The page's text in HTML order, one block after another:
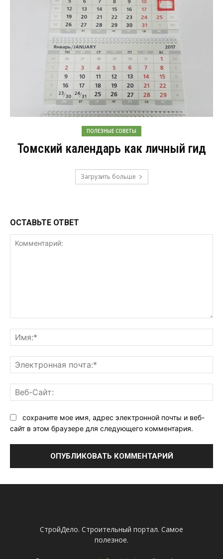
ПОЛЕЗНЫЕ СОВЕТЫ
Томский календарь как личный гид
Загрузить больше
ОСТАВЬТЕ ОТВЕТ
сохраните мое имя, адрес электронной почты и веб-
сайт в этом браузере для следующего комментария.
СтройДело. Строительный портал. Самое
полезное.